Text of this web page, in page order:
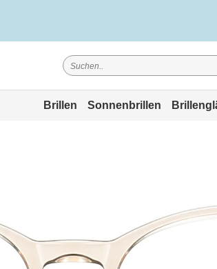
Brillen Sonnenbrillen